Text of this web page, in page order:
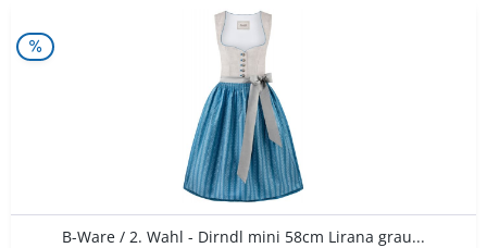
B-Ware / 2. Wahl - Dirndl mini 58cm Lirana grau...